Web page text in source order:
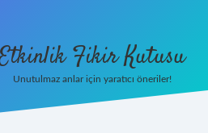
Fikir Kutusu
Unutulmaz anlar için yaratıcı öneriler!